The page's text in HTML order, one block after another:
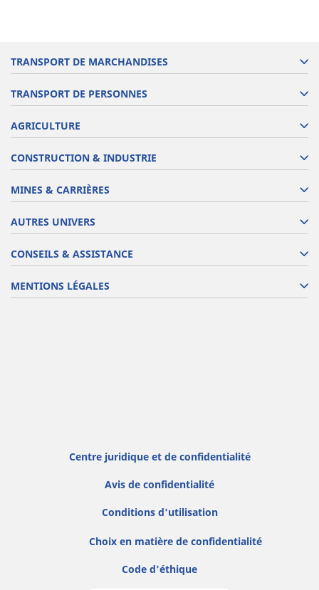
TRANSPORT DE MARCHANDISES
TRANSPORT DE PERSONNES
AGRICULTURE
CONSTRUCTION & INDUSTRIE
MINES & CARRIÈRES
AUTRES UNIVERS
CONSEILS & ASSISTANCE
MENTIONS LÉGALES
Centre juridique et de confidentialité
Avis de confidentialité
Conditions d'utilisation
Choix en matière de confidentialité
Code d'éthique